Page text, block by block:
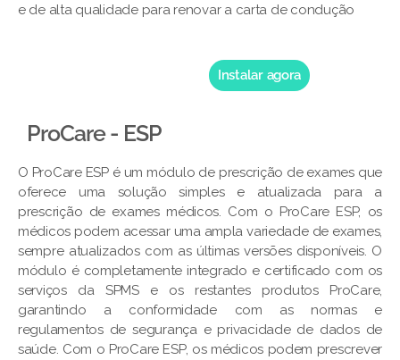
e de alta qualidade para renovar a carta de condução
Instalar agora
ProCare - ESP
O ProCare ESP é um módulo de prescrição de exames que
oferece uma solução simples e atualizada para a
prescrição de exames médicos. Com o ProCare ESP, os
médicos podem acessar uma ampla variedade de exames,
sempre atualizados com as últimas versões disponíveis. O
módulo é completamente integrado e certificado com os
serviços da SPMS e os restantes produtos ProCare,
garantindo a conformidade com as normas e
regulamentos de segurança e privacidade de dados de
saúde. Com o ProCare ESP, os médicos podem prescrever